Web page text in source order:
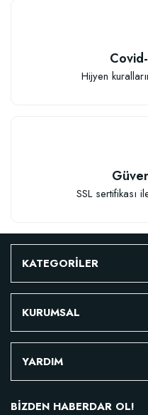
52,18
Hijyen
SSL sertifikası
KATEGORİLER
KURUMSAL
YARDIM
BİZDEN HABERDAR OL!